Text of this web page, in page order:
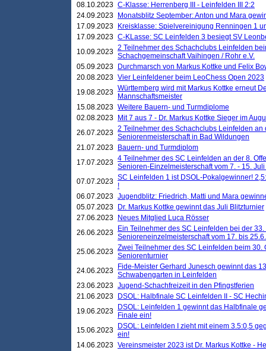
08.10.2023 C-Klasse: Herrenberg III - Leinfelden III 2:2
24.09.2023
Monatsblitz September: Anton und Mara
17.09.2023
Kreisklasse: Spielvereinigung Renningen 1
17.09.2023 C-KLasse: SC Leinfelden 3 besiegt SV
10.09.2023 2 Teilnehmer des Schachclubs Leinfelden
Schachgemeinschaft Vaihingen / Rohr e.V.
05.09.2023
Durchmarsch von Markus Kottke und Felix
20.08.2023 Vier Leinfeldener beim LeoChess Open 2023
19.08.2023 Württemberg wird mit Markus Kottke erneut
Mannschaftsmeister
15.08.2023 Weitere Bauern- und Turmdiplome
02.08.2023
Mit 7 aus 7 - Dr. Markus Kottke Sieger im
26.07.2023 2 Teilnehmer des Schachclubs Leinfelden an
Seniorenmeisterschaft in Bad Wildungen
21.07.2023
Bauern- und Turmdiplom
17.07.2023 4 Teilnehmer des SC Leinfelden an der 8.
Senioren-Einzelmeisterschaft vom 7. - 15.
07.07.2023 SC Leinfelden 1 ist DSOL-Pokalgewinner!
!
06.07.2023 Jugendblitz: Friedrich, Matti und Mara
05.07.2023
Dr. Markus Kottke gewinnt das Juli Blitzturnier
27.06.2023
Neues Mitglied Luca Rösser
26.06.2023
Ein Teilnehmer des SC Leinfelden bei der
Senioreneinzelmeisterschaft vom 17. bis
25.06.2023 Zwei Teilnehmer des SC Leinfelden beim
Seniorenturnier
24.06.2023
Fide-Meister Gerhard Junesch gewinnt das
Schwabengarten in Leinfelden
23.06.2023 Jugend-Schachfreizeit in den Pfingstferien
21.06.2023
DSOL: Halbfinale SC Leinfelden II - SC
19.06.2023
DSOL: Leinfelden 1 gewinnt das Halbfinale
Finale ein!
15.06.2023
DSOL: Leinfelden I zieht mit einem 3.5:0,5
ein!
14.06.2023 Vereinsmeister 2023 ist Dr. Markus Kottke -